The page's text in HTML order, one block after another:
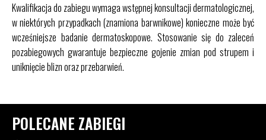
Kwalifikacja do zabiegu wymaga wstępnej konsultacji dermatologicznej,
w niektórych przypadkach (znamiona barwnikowe) konieczne może być
wcześniejsze badanie dermatoskopowe. Stosowanie się do zaleceń
pozabiegowych gwarantuje bezpieczne gojenie zmian pod strupem i
uniknięcie blizn oraz przebarwień.
POLECANE ZABIEGI